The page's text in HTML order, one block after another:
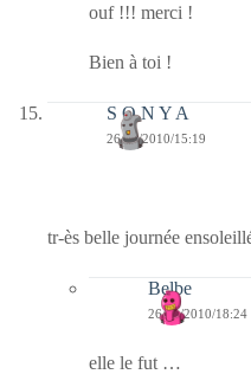
ouf !!! merci !
Bien à toi !
S O N Y A
26/11/2010/15:19
tr-ès belle journée
Belbe
26/11/2010/18:24
elle le fut …